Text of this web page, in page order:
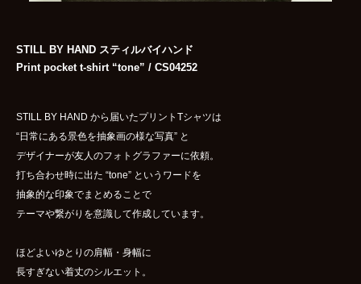
STILL BY HAND スティルバイハンド
Print pocket t-shirt “tone” / CS04252
STILL BY HAND から届いたプリントTシャツは
“日常にある景色を抽象画の様な写真” と
デザイナーが友人のフォトグラファーに依頼。
打ち合わせ時に出た “tone” というワードを
抽象的な印象でまとめることで
テーマや繋がりを意識して作成しています。
ほどよいゆとりの肩幅・身幅に
長すぎない着丈のシルエット。